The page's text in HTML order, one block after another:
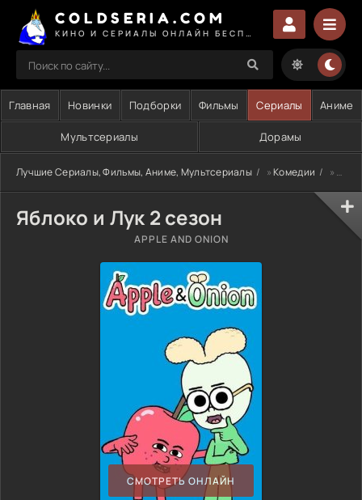
COLDSERIA.COM
Главная Новинки Подборки Фильмы Сериалы Аниме
Мультсериалы Дорамы
Лучшие Сериалы, Фильмы, Аниме, Мультсериалы »Комедии » Яблоко и Лук 2 сезон
Яблоко и Лук 2 сезон
APPLE AND ONION
СМОТРЕТЬ ОНЛАЙН